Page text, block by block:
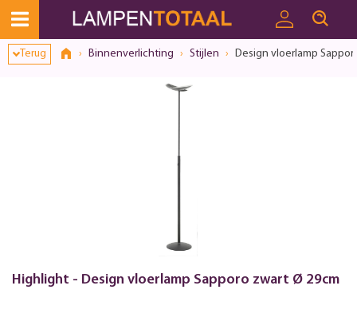
Terug Binnenverlichting Stijlen Design vloerlamp
Highlight - Design vloerlamp Sapporo zwart Ø 29cm